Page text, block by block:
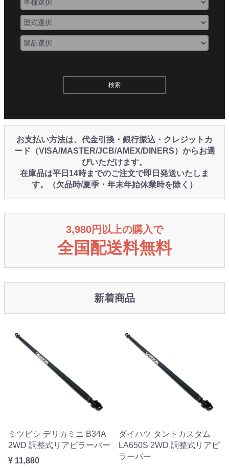
お支払い方法は、代金引換・銀行振込・クレジットカ
ード（VISA/MASTER/JCB/AMEX/DINERS）からお選
びいただけます。
在庫品は平日14時までのご注文で即日発送いたしま
す。（欠品時/夏季・年末年始休業時を除く）
3,980円以上の購入で
全国配送料無料
新着商品
ミツビシ デリカミニ B34A
2WD 調整式リアピラーバー
¥ 11,880
ダイハツ タントカスタム
LA650S 2WD 調整式リアピ
ラーバー